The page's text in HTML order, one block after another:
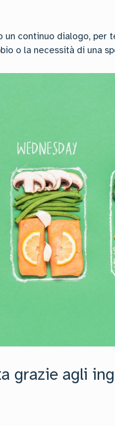
un continuo dialogo,
o la necessità di una
grazie agli